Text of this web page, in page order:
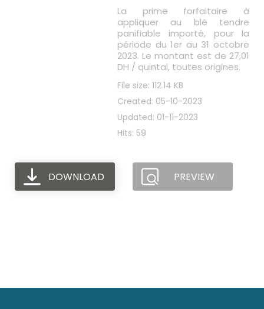
La prime forfaitaire à
appliquer au blé tendre
panifiable importé, pour la
période du 1er au 31 octobre
2023. Le montant est de 27,01
DH / quintal, toutes origines.
File size: 112.14 KB
Created: 05-10-2023
Updated: 01-11-2023
Hits: 59
DOWNLOAD PREVIEW